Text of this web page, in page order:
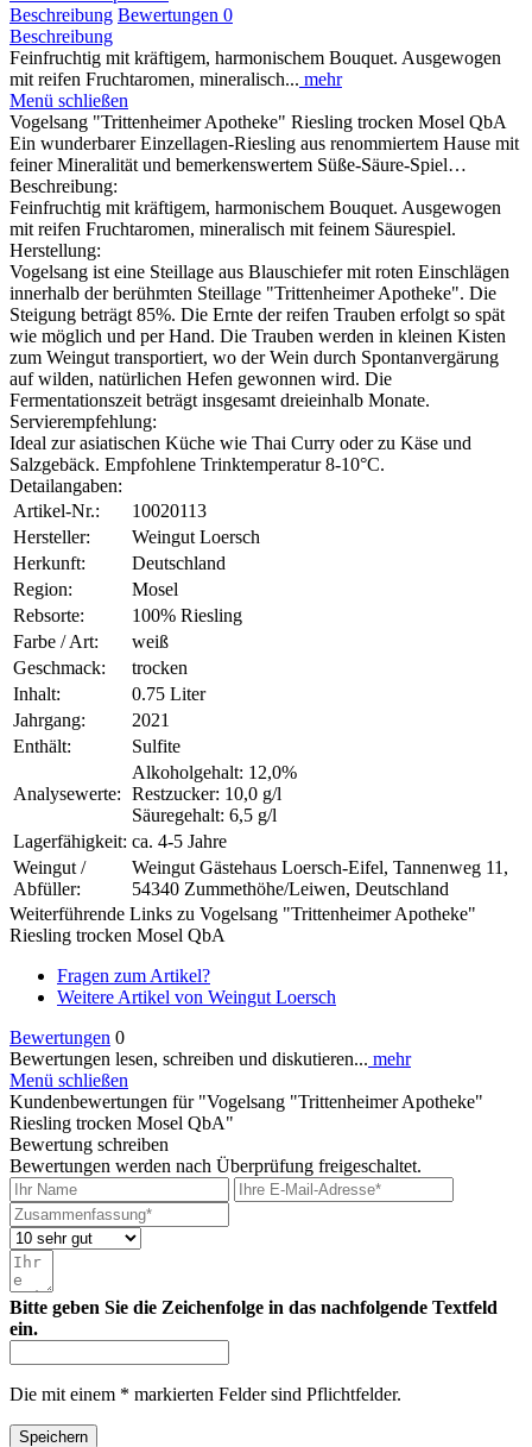
Beschreibung Bewertungen 0
Beschreibung
Feinfruchtig mit kräftigem, harmonischem Bouquet. Ausgewogen
mit reifen Fruchtaromen, mineralisch... mehr
Menü schließen
Vogelsang "Trittenheimer Apotheke" Riesling trocken Mosel QbA
Ein wunderbarer Einzellagen-Riesling aus renommiertem Hause mit
feiner Mineralität und bemerkenswertem Süße-Säure-Spiel…
Beschreibung:
Feinfruchtig mit kräftigem, harmonischem Bouquet. Ausgewogen
mit reifen Fruchtaromen, mineralisch mit feinem Säurespiel.
Herstellung:
Vogelsang ist eine Steillage aus Blauschiefer mit roten Einschlägen
innerhalb der berühmten Steillage "Trittenheimer Apotheke". Die
Steigung beträgt 85%. Die Ernte der reifen Trauben erfolgt so spät
wie möglich und per Hand. Die Trauben werden in kleinen Kisten
zum Weingut transportiert, wo der Wein durch Spontanvergärung
auf wilden, natürlichen Hefen gewonnen wird. Die
Fermentationszeit beträgt insgesamt dreieinhalb Monate.
Servierempfehlung:
Ideal zur asiatischen Küche wie Thai Curry oder zu Käse und
Salzgebäck. Empfohlene Trinktemperatur 8-10°C.
Detailangaben:
Artikel-Nr.:
10020113
Hersteller:
Weingut Loersch
Herkunft:
Deutschland
Region:
Mosel
Rebsorte:
100% Riesling
Farbe / Art:
weiß
Geschmack:
trocken
Inhalt:
0.75 Liter
Jahrgang:
2021
Enthält:
Sulfite
Analysewerte:
Alkoholgehalt: 12,0%
Restzucker: 10,0 g/l
Säuregehalt: 6,5 g/l
Lagerfähigkeit: ca. 4-5 Jahre
Weingut /
Abfüller:
Weingut Gästehaus Loersch-Eifel, Tannenweg 11,
54340 Zummethöhe/Leiwen, Deutschland
Weiterführende Links zu Vogelsang "Trittenheimer Apotheke"
Riesling trocken Mosel QbA
Fragen zum Artikel?
Weitere Artikel von Weingut Loersch
Bewertungen 0
Bewertungen lesen, schreiben und diskutieren... mehr
Menü schließen
Kundenbewertungen für "Vogelsang "Trittenheimer Apotheke"
Riesling trocken Mosel QbA"
Bewertung schreiben
Bewertungen werden nach Überprüfung freigeschaltet.
Bitte geben Sie die Zeichenfolge in das nachfolgende Textfeld
ein.
Die mit einem * markierten Felder sind Pflichtfelder.
Speichern